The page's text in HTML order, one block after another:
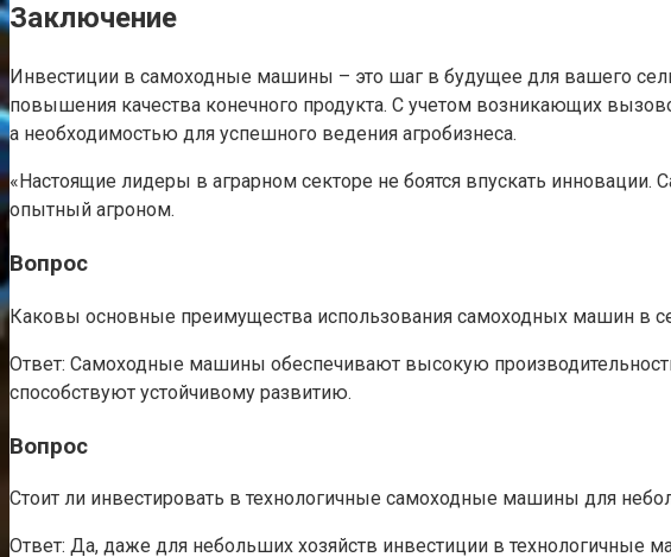
Заключение
Инвестиции в самоходные машины – это шаг в будущее для вашего
повышения качества конечного продукта. С учетом возникающих
а необходимостью для успешного ведения агробизнеса.
«Настоящие лидеры в аграрном секторе не боятся впускать
опытный агроном.
Вопрос
Каковы основные преимущества использования самоходных машин в
Ответ: Самоходные машины обеспечивают высокую
способствуют устойчивому развитию.
Вопрос
Стоит ли инвестировать в технологичные самоходные машины для
Ответ: Да, даже для небольших хозяйств инвестиции в технологичные